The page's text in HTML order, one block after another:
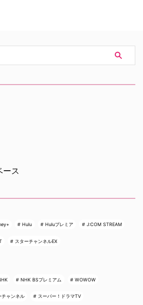
ース
Hulu Huluプレミア J:COM STREAM
スターチャンネルEX
NHK BSプレミアム WOWOW
チャンネル スーパー！ドラマTV